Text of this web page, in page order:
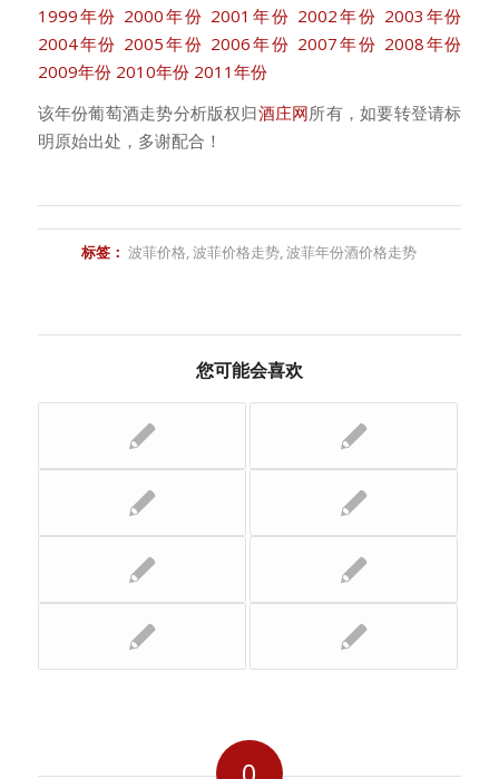
1999年份 2000年份 2001年份 2002年份 2003年份
2004年份 2005年份 2006年份 2007年份 2008年份
2009年份 2010年份 2011年份
该年份葡萄酒走势分析版权归酒庄网所有，如要转登请标
明原始出处，多谢配合！
标签： 波菲价格,波菲价格走势,波菲年份酒价格走势
您可能会喜欢